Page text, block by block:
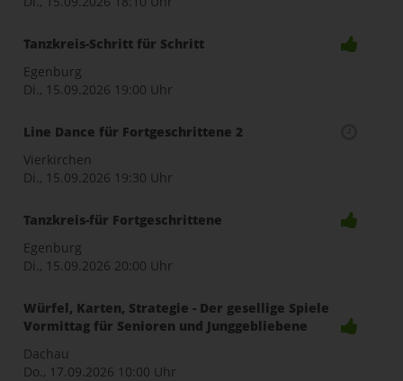
Tanzkreis-Schritt für Schritt
Egenburg
Di., 15.09.2026 19:00 Uhr
Line Dance für Fortgeschrittene 2
Vierkirchen
Di., 15.09.2026 19:30 Uhr
Tanzkreis-für Fortgeschrittene
Egenburg
Di., 15.09.2026 20:00 Uhr
Würfel, Karten, Strategie - Der gesellige Spiele
Vormittag für Senioren und Junggebliebene
Dachau
Do., 17.09.2026 10:00 Uhr